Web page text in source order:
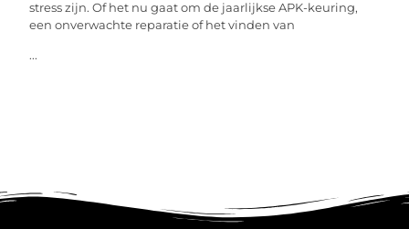
stress zijn. Of het nu gaat om de jaarlijkse APK-keuring,
een onverwachte reparatie of het vinden van
...